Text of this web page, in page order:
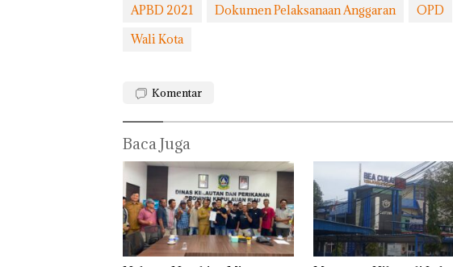
APBD 2021 Dokumen Pelaksanaan Anggaran OPD
Wali Kota
Komentar
Baca Juga